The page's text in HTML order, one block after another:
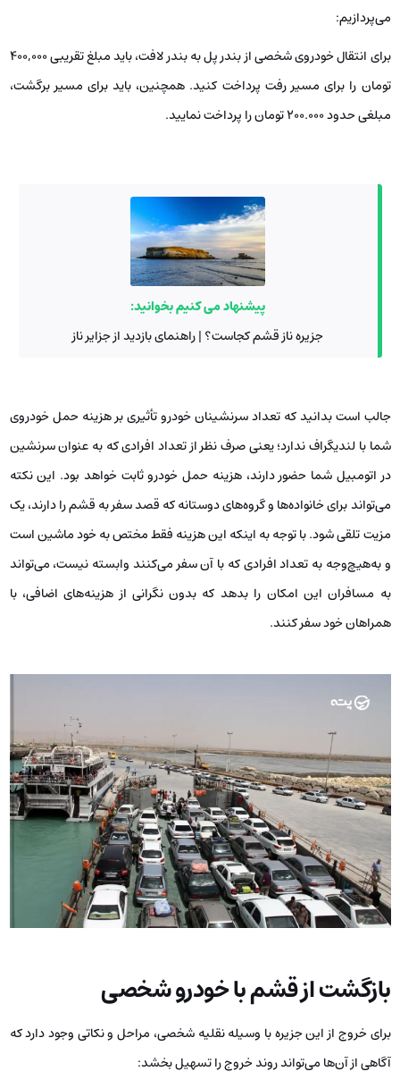
می‌پردازیم:
برای انتقال خودروی شخصی از بندر پل به بندر لافت، باید مبلغ تقریبی ۴۰۰,۰۰۰
تومان را برای مسیر رفت پرداخت کنید. همچنین، باید برای مسیر برگشت،
مبلغی حدود ۲۰۰.۰۰۰ تومان را پرداخت نمایید.
پیشنهاد می کنیم بخوانید:
جزیره ناز قشم کجاست؟ | راهنمای بازدید از جزایر ناز
جالب است بدانید که تعداد سرنشینان خودرو تأثیری بر هزینه حمل خودروی
شما با لندیگراف ندارد؛ یعنی صرف ‌نظر از تعداد افرادی که به ‌عنوان سرنشین
در اتومبیل شما حضور دارند، هزینه حمل خودرو ثابت خواهد بود. این نکته
می‌تواند برای خانواده‌ها و گروه‌های دوستانه که قصد سفر به قشم را دارند، یک
مزیت تلقی شود. با توجه به اینکه این هزینه فقط مختص به خود ماشین است
و به‌هیچ‌وجه به تعداد افرادی که با آن سفر می‌کنند وابسته نیست، می‌تواند
به مسافران این امکان را بدهد که بدون نگرانی از هزینه‌های اضافی، با
همراهان خود سفر کنند.
بازگشت از قشم با خودرو شخصی
برای خروج از این جزیره با وسیله نقلیه شخصی، مراحل و نکاتی وجود دارد که
آگاهی از آن‌ها می‌تواند روند خروج را تسهیل بخشد: